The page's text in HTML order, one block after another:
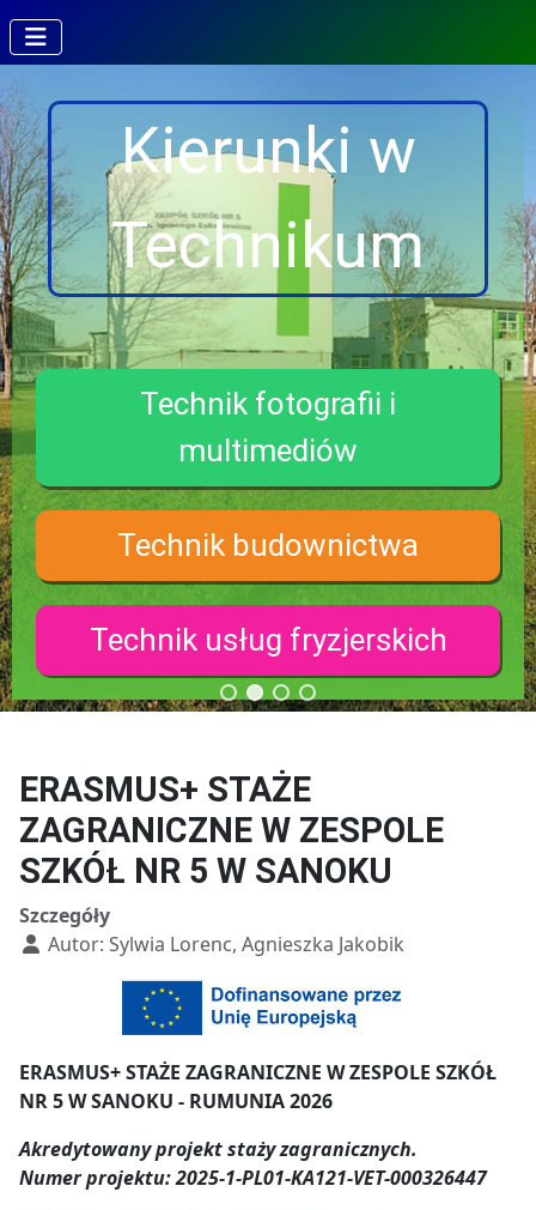
Kierunki w
Technikum
Technik fotografii i
multimediów
Technik budownictwa
Technik usług fryzjerskich
ERASMUS+ STAŻE
ZAGRANICZNE W ZESPOLE
SZKÓŁ NR 5 W SANOKU
Szczegóły
Autor: Sylwia Lorenc, Agnieszka Jakobik
ERASMUS+ STAŻE ZAGRANICZNE W ZESPOLE SZKÓŁ
NR 5 W SANOKU - RUMUNIA 2026
Akredytowany projekt staży zagranicznych.
Numer projektu:2025-1-PL01-KA121-VET-000326447